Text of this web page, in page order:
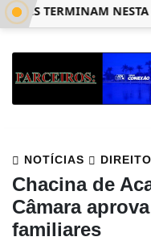
TERMINAM NESTA
NOTÍCIAS
Chacina de
Câmara
familiares